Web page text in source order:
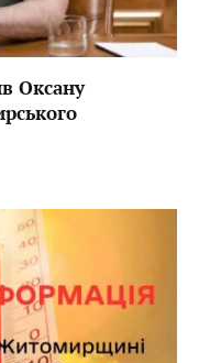
Оксану